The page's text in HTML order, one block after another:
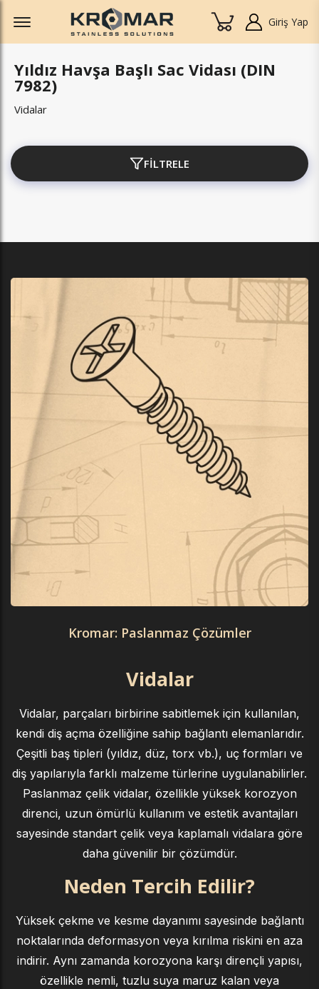
Offcanvas Menu Open
Giriş Yap
Yıldız Havşa Başlı Sac Vidası (DIN
7982)
Vidalar
FİLTRELE
Kromar: Paslanmaz Çözümler
Vidalar
Vidalar, parçaları birbirine sabitlemek için kullanılan,
kendi diş açma özelliğine sahip bağlantı elemanlarıdır.
Çeşitli baş tipleri (yıldız, düz, torx vb.), uç formları ve
diş yapılarıyla farklı malzeme türlerine uygulanabilirler.
Paslanmaz çelik vidalar, özellikle yüksek korozyon
direnci, uzun ömürlü kullanım ve estetik avantajları
sayesinde standart çelik veya kaplamalı vidalara göre
daha güvenilir bir çözümdür.
Neden Tercih Edilir?
Yüksek çekme ve kesme dayanımı sayesinde bağlantı
noktalarında deformasyon veya kırılma riskini en aza
indirir. Aynı zamanda korozyona karşı dirençli yapısı,
özellikle nemli, tuzlu suya maruz kalan veya